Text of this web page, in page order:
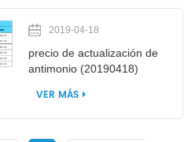
2019-04-18
precio de actualización de
antimonio (20190418)
VER MÁS